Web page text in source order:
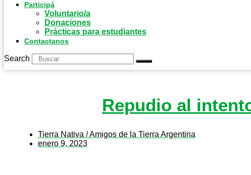
Participá
Voluntario/a
Donaciones
Prácticas para estudiantes
Contactanos
Search
Repudio al
Tierra Nativa / Amigos de la Tierra Argentina
enero 9, 2023